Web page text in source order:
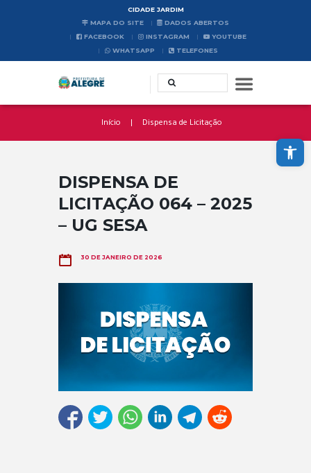
Abrir a barra de ferramentas
CIDADE JARDIM
MAPA DO SITE
DADOS ABERTOS
FACEBOOK
INSTAGRAM
YOUTUBE
WHATSAPP
TELEFONES
Início Dispensa de Licitação
DISPENSA DE
LICITAÇÃO 064 – 2025
– UG SESA
30 DE JANEIRO DE 2026